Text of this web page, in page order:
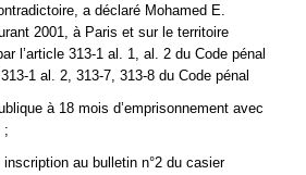
a déclaré Mohamed E.
2001, à Paris et sur le territoire
l’article 313-1 al. 1, al. 2 du Code pénal
1 al. 2, 313-7, 313-8 du Code pénal
à 18 mois d’emprisonnement avec
;
au bulletin n°2 du casier